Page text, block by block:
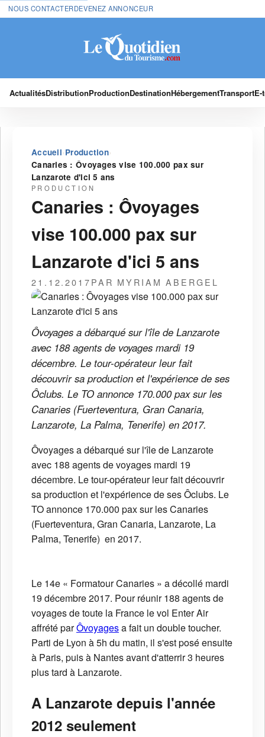
NOUS CONTACTERDEVENEZ ANNONCEUR
ActualitésDistributionProductionDestinationHébergementTransport
Accueil›Production›
Canaries : Ôvoyages vise 100.000 pax sur
Lanzarote d'ici 5 ans
PRODUCTION
Canaries : Ôvoyages
vise 100.000 pax sur
Lanzarote d'ici 5 ans
21.12.2017PAR MYRIAM ABERGEL
Ôvoyages a débarqué sur l'île de Lanzarote
avec 188 agents de voyages mardi 19
décembre. Le tour-opérateur leur fait
découvrir sa production et l'expérience de ses
Ôclubs. Le TO annonce 170.000 pax sur les
Canaries (Fuerteventura, Gran Canaria,
Lanzarote, La Palma, Tenerife) en 2017.
Ôvoyages a débarqué sur l'île de Lanzarote
avec 188 agents de voyages mardi 19
décembre. Le tour-opérateur leur fait découvrir
sa production et l'expérience de ses Ôclubs. Le
TO annonce 170.000 pax sur les Canaries
(Fuerteventura, Gran Canaria, Lanzarote, La
Palma, Tenerife) en 2017.
Le 14e « Formatour Canaries » a décollé mardi
19 décembre 2017. Pour réunir 188 agents de
voyages de toute la France le vol Enter Air
affrété parÔvoyagesa fait un double toucher.
Parti de Lyon à 5h du matin, il s'est posé ensuite
à Paris, puis à Nantes avant d'atterrir 3 heures
plus tard à Lanzarote.
A Lanzarote depuis l'année
2012 seulement